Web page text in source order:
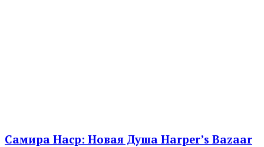
Самира Наср: Новая Душа Harper’s Bazaar